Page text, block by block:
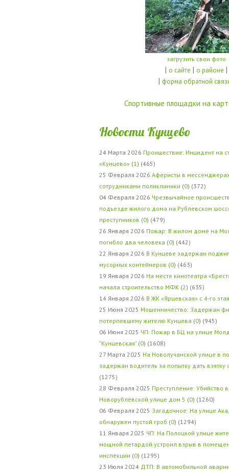
загрузить свои фото
| о сайте | о районе |
| форма обратной
Спортивные площадки на
Новости Кунцево
24 Марта 2026 Проишествие: Инцидент на
«Кунцево» (1 ) (465)
25 Февраля 2026 Аферисты в
сотрудниками поликлиники (0) (372)
04 Февраля 2026 Чрезвычайное
подъезде жилого дома на Рублевском
преступников (0) (479)
26 Января 2026 Пожар: В жилом доме на
погибло два человека (0) (442)
22 Января 2026 В Кунцеве задержан
мусорных контейнеров (0) (463)
19 Января 2026 На месте кинотеатра
начала строительство МФК (2) (635)
14 Января 2026 В ЖК «Ярцевская» с 4-го
25 Июня 2025 Мошенничество: Задержан
потерпевшему жителю Кунцева (0) (945)
06 Июня 2025 ЧП: Пожар в БЦ на улице
"Кунцевская" (0) (1608)
27 Марта 2025 На Новолучанской улице в
задержан водитель за попытку дать
(1275)
28 Февраля 2025 Преступление: Убийство
Новорублёвской улице дом 5 (0) (1260)
06 Февраля 2025 Загадочное: На улице
обнаружен пустой гроб (0) (1294)
11 Января 2025 ЧП: На Полоцкой улице
мощной петардой устроил взрыв в
инспекции (0) (1295)
23 Июля 2024 ДТП: В автомобильной